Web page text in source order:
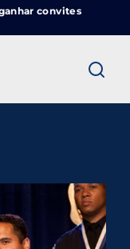
convites
Acontece